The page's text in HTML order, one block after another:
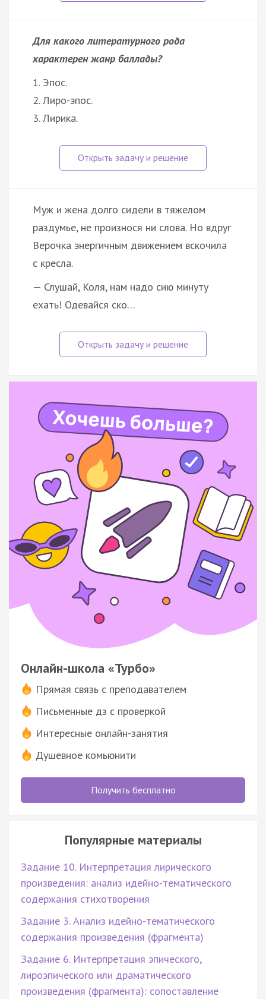
Для какого литературного рода
характерен жанр баллады?
1. Эпос.
2. Лиро-эпос.
3. Лирика.
Муж и жена долго сидели в тяжелом
раздумье, не произнося ни слова. Но вдруг
Верочка энергичным движением вскочила
с кресла.
— Слушай, Коля, нам надо сию минуту
ехать! Одевайся ско…
Онлайн-школа «Турбо»
Прямая связь с преподавателем
Письменные дз с проверкой
Интересные онлайн-занятия
Душевное комьюнити
Получить бесплатно
Популярные материалы
Задание 10. Интерпретация лирического
произведения: анализ идейно-тематического
содержания стихотворения
Задание 3. Анализ идейно-тематического
содержания произведения (фрагмента)
Задание 6. Интерпретация эпического,
лироэпического или драматического
произведения (фрагмента): сопоставление